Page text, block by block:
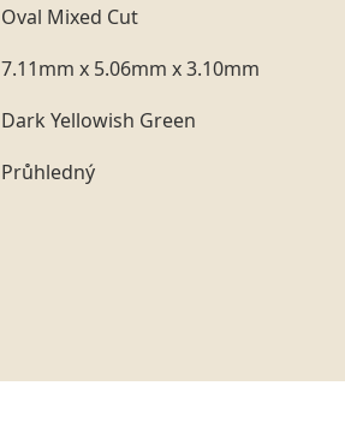
Oval Mixed Cut
7.11mm x 5.06mm x 3.10mm
Dark Yellowish Green
Průhledný